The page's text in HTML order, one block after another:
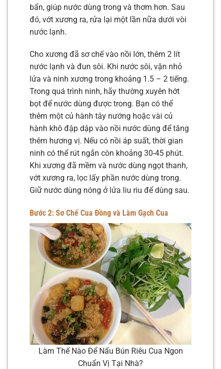
bẩn, giúp nước dùng trong và thơm hơn. Sau
đó, vớt xương ra, rửa lại một lần nữa dưới vòi
nước lạnh.
Cho xương đã sơ chế vào nồi lớn, thêm 2 lít
nước lạnh và đun sôi. Khi nước sôi, vặn nhỏ
lửa và ninh xương trong khoảng 1.5 – 2 tiếng.
Trong quá trình ninh, hãy thường xuyên hớt
bọt để nước dùng được trong. Bạn có thể
thêm một củ hành tây nướng hoặc vài củ
hành khô đập dập vào nồi nước dùng để tăng
thêm hương vị. Nếu có nồi áp suất, thời gian
ninh có thể rút ngắn còn khoảng 30-45 phút.
Khi xương đã mềm và nước dùng ngọt thanh,
vớt xương ra, lọc lấy phần nước dùng trong.
Giữ nước dùng nóng ở lửa liu riu để dùng sau.
Bước 2: Sơ Chế Cua Đồng và Làm Gạch Cua
Làm Thế Nào Để Nấu Bún Riêu Cua Ngon
Chuẩn Vị Tại Nhà?